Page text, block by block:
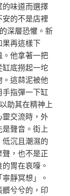
味道而選擇
的不是店裡
深層恐懼。新
再這樣下
他拿著一把
底撈起一坨
這蒜泥被他
指彈一下缸
助其在精神上
交流時，外
聲音。街上
沉且潮濕的
，也不是正
胃在哀嚎。
靜冥想」。
兮兮的，印